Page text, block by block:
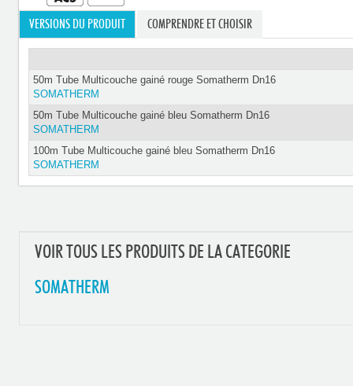
VERSIONS DU PRODUIT COMPRENDRE ET CHOISIR
50m Tube Multicouche gainé rouge Somatherm Dn16
SOMATHERM
50m Tube Multicouche gainé bleu Somatherm Dn16
SOMATHERM
100m Tube Multicouche gainé bleu Somatherm Dn16
SOMATHERM
VOIR TOUS LES PRODUITS DE LA CATEGORIE
SOMATHERM